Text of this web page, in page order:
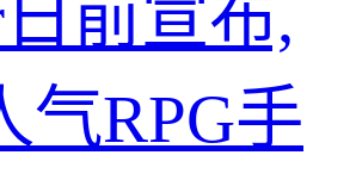
前宣布,
气RPG手